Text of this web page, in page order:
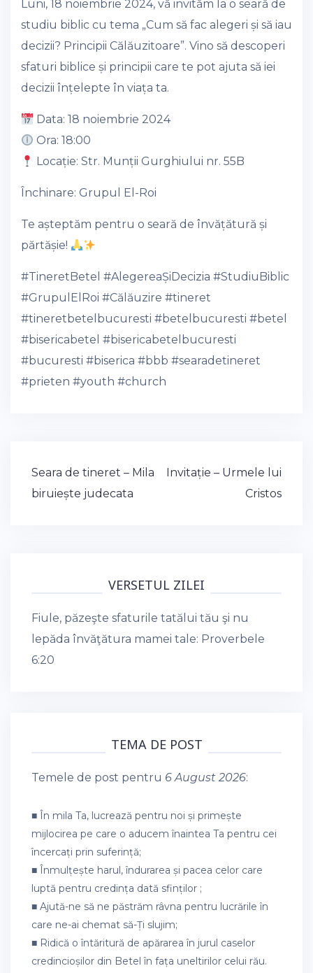
Luni, 18 noiembrie 2024, vă invităm la o seară de
studiu biblic cu tema „Cum să fac alegeri și să iau
decizii? Principii Călăuzitoare”. Vino să descoperi
sfaturi biblice și principii care te pot ajuta să iei
decizii înțelepte în viața ta.
Data: 18 noiembrie 2024
Ora: 18:00
Locație: Str. Munții Gurghiului nr. 55B
Închinare: Grupul El-Roi
Te așteptăm pentru o seară de învățătură și
părtășie!
#TineretBetel #AlegereaȘiDecizia #StudiuBiblic
#GrupulElRoi #Călăuzire #tineret
#tineretbetelbucuresti #betelbucuresti #betel
#bisericabetel #bisericabetelbucuresti
#bucuresti #biserica #bbb #searadetineret
#prieten #youth #church
Post
navigation
Seara de tineret – Mila
biruiește judecata
Invitație – Urmele lui
Cristos
VERSETUL ZILEI
Fiule, păzeşte sfaturile tatălui tău şi nu
lepăda învăţătura mamei tale: Proverbele
6:20
TEMA DE POST
Temele de post pentru 6 August 2026:
■ În mila Ta, lucrează pentru noi și primește
mijlocirea pe care o aducem înaintea Ta pentru cei
încercați prin suferință;
■ Înmulțește harul, îndurarea și pacea celor care
luptă pentru credința dată sfinților ;
■ Ajută-ne să ne păstrăm râvna pentru lucrările în
care ne-ai chemat să-Ți slujim;
■ Ridică o întăritură de apărarea în jurul caselor
credincioșilor din Betel în fața uneltirilor celui rău.